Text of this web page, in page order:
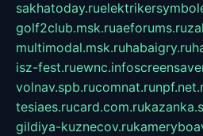
sakhatoday.ru
golf2club.msk.ruaeforums.ru
multimodal.msk.ruhabaigry.ru
isz-fest.ruewnc.info
volnav.spb.rucomnat.ru
tesiaes.rucard.com.ru
gildiya-kuznecov.ru